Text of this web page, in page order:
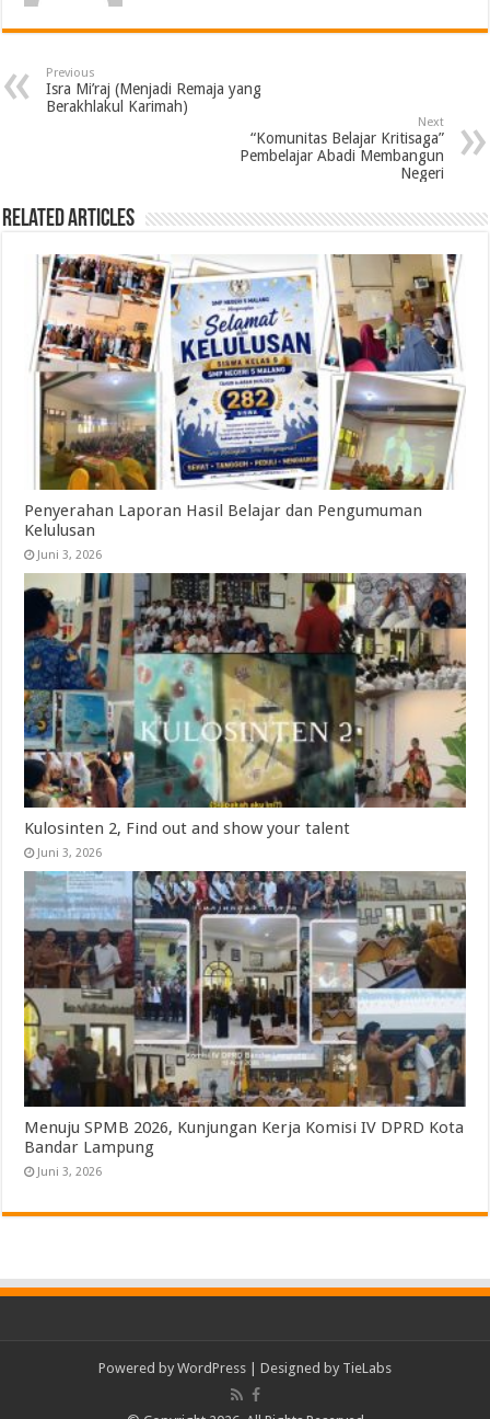
Previous
Isra Mi’raj (Menjadi Remaja yang
Berakhlakul Karimah)
Next
“Komunitas Belajar Kritisaga”
Pembelajar Abadi Membangun
Negeri
Related Articles
Penyerahan Laporan Hasil Belajar dan Pengumuman
Kelulusan
Juni 3, 2026
Kulosinten 2, Find out and show your talent
Juni 3, 2026
Menuju SPMB 2026, Kunjungan Kerja Komisi IV DPRD Kota
Bandar Lampung
Juni 3, 2026
Powered by WordPress | Designed by TieLabs